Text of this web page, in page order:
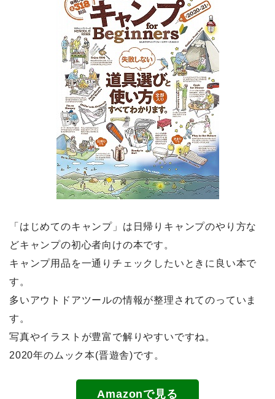
「はじめてのキャンプ」は日帰りキャンプのやり方な
どキャンプの初心者向けの本です。
キャンプ用品を一通りチェックしたいときに良い本で
す。
多いアウトドアツールの情報が整理されてのっていま
す。
写真やイラストが豊富で解りやすいですね。
2020年のムック本(晋遊舎)です。
Amazonで見る